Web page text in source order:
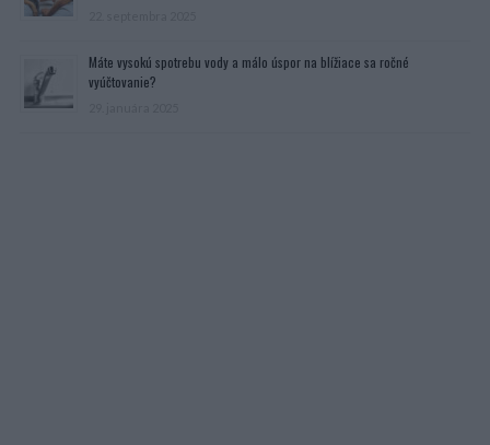
Máte vysokú spotrebu vody a málo úspor na blížiace sa ročné
vyúčtovanie?